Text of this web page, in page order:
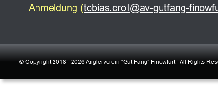
© Copyright 2018 - 2026 Anglerverein “Gut Fang” Finowfurt - All Rights
Anmeldung (tobias.croll@av-gutfang-